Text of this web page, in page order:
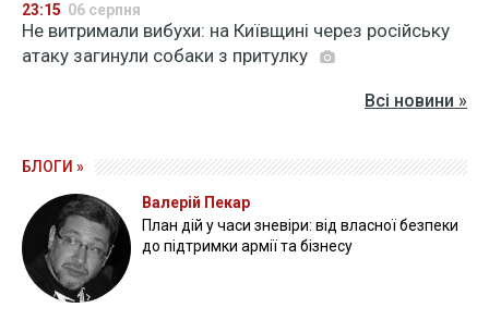
23:15 06 серпня
Не витримали вибухи: на Київщині через російську
атаку загинули собаки з притулку
Всі новини »
БЛОГИ »
Валерій Пекар
План дій у часи зневіри: від власної безпеки
до підтримки армії та бізнесу